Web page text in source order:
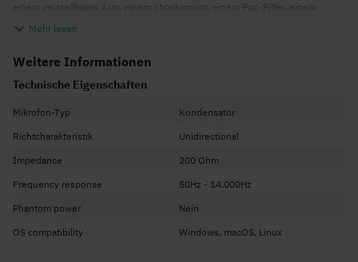
einem verstellbaren Arm, einem Shockmount, einem Pop-Filter, einem
komplettes Set, mit dem Sie sofort loslegen können.
Mikrofon mit USB-Anschluss für PC und Studio
werden kann. Natürlich ist das CMS300W auch ein perfektes Mikrofon mit
USB-Anschluss für einen Laptop. Stecken Sie es einfach in den USB-
Anschluss und es wird automatisch erkannt. Darüber hinaus ist das
CMS300W auch ein perfektes Mikrofon mit USB-Anschluss für ein Studio.
hohen Qualität. Sind Sie ein Gamer? Das CMS300W ist auch ideal als
einen Tisch oder Schreibtisch geklemmt werden kann. Das Mikrofon lässt
Mehr lesen
Weitere Informationen
Technische Eigenschaften
Mikrofon-Typ
Kondensator
Richtcharakteristik
Unidirectional
Impedance
200 Ohm
Frequency response
50Hz - 14.000Hz
Phantom power
Nein
OS compatibility
Windows, macOS, Linux